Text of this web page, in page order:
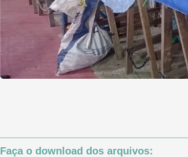
Faça o download dos arquivos: